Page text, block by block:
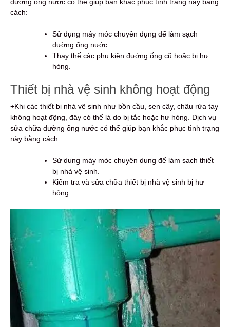
cách:
Sử dụng máy móc chuyên dụng để làm sạch
đường ống nước.
Thay thế các phụ kiện đường ống cũ hoặc bị hư
hỏng.
Thiết bị nhà vệ sinh không hoạt động
+Khi các thiết bị nhà vệ sinh như bồn cầu, sen cây, chậu rửa tay
không hoạt động, đây có thể là do bị tắc hoặc hư hỏng. Dịch vụ
sửa chữa đường ống nước có thể giúp bạn khắc phục tình trạng
này bằng cách:
Sử dụng máy móc chuyên dụng để làm sạch thiết
bị nhà vệ sinh.
Kiểm tra và sửa chữa thiết bị nhà vệ sinh bị hư
hỏng.